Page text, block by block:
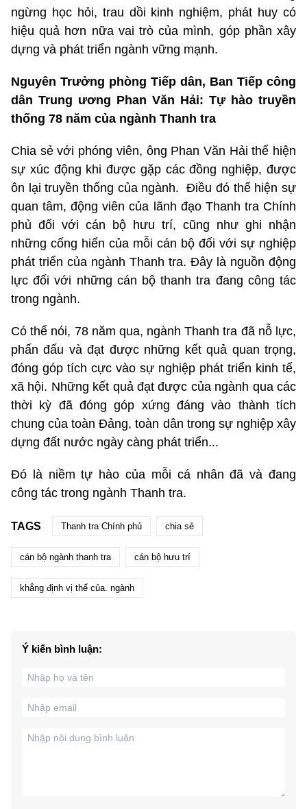
ngừng học hỏi, trau dồi kinh nghiệm, phát huy có
hiệu quả hơn nữa vai trò của mình, góp phần xây
dựng và phát triển ngành vững mạnh.
Nguyên Trưởng phòng Tiếp dân, Ban Tiếp công
dân Trung ương Phan Văn Hải: Tự hào truyền
thống 78 năm của ngành Thanh tra
Chia sẻ với phóng viên, ông Phan Văn Hải thể hiện
sự xúc động khi được gặp các đồng nghiệp, được
ôn lại truyền thống của ngành. Điều đó thể hiện sự
quan tâm, động viên của lãnh đạo Thanh tra Chính
phủ đối với cán bộ hưu trí, cũng như ghi nhận
những cống hiến của mỗi cán bộ đối với sự nghiệp
phát triển của ngành Thanh tra. Đây là nguồn động
lực đối với những cán bộ thanh tra đang công tác
trong ngành.
Có thể nói, 78 năm qua, ngành Thanh tra đã nỗ lực,
phấn đấu và đạt được những kết quả quan trọng,
đóng góp tích cực vào sự nghiệp phát triển kinh tế,
xã hội. Những kết quả đạt được của ngành qua các
thời kỳ đã đóng góp xứng đáng vào thành tích
chung của toàn Đảng, toàn dân trong sự nghiệp xây
dựng đất nước ngày càng phát triển...
Đó là niềm tự hào của mỗi cá nhân đã và đang
công tác trong ngành Thanh tra.
TAGS Thanh tra Chính phủ chia sẻ
cán bộ ngành thanh tra cán bộ hưu trí
khẳng định vị thế của. ngành
Ý kiến bình luận: